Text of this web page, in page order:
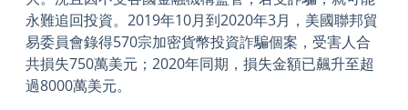
永難追回投資。2019年10月到2020年3月，美國聯邦貿
易委員會錄得570宗加密貨幣投資詐騙個案，受害人合
共損失750萬美元；2020年同期，損失金額已飆升至超
過8000萬美元。